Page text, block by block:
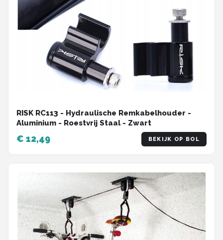
RISK RC113 - Hydraulische Remkabelhouder -
Aluminium - Roestvrij Staal - Zwart
€ 12,49 BEKIJK OP BOL